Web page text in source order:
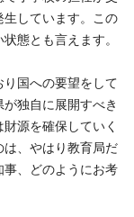
しています。この
態とも言えます。
国への要望をして
独自に展開すべき
源を確保していく
、やはり教育局だ
、どのようにお考